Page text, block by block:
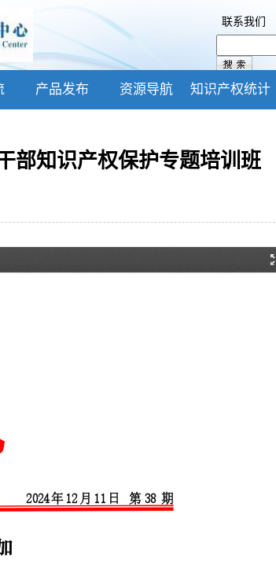
联系我们
产品发布 资源导航 知识产权统计
部知识产权保护专题培训班